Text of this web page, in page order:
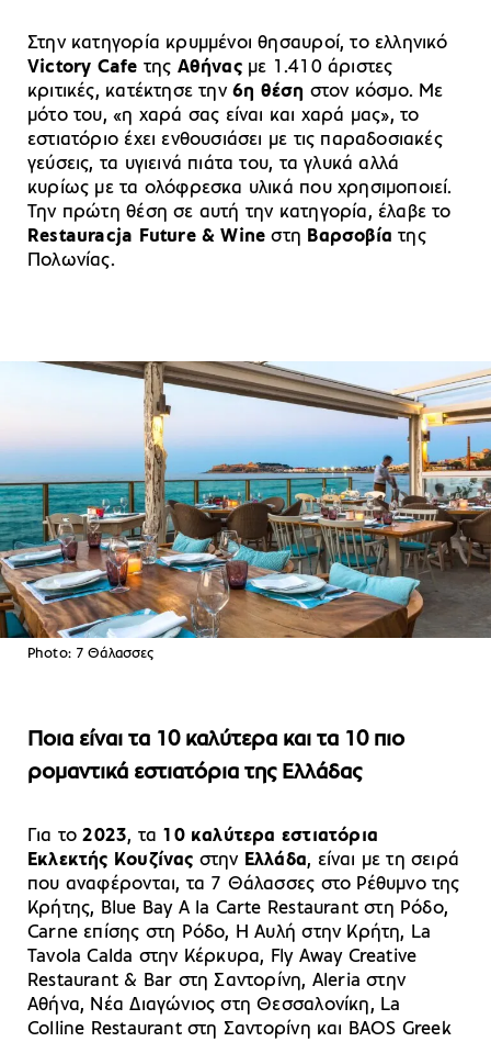
Στην κατηγορία κρυμμένοι θησαυροί, το ελληνικό
Victory Cafe της Αθήνας με 1.410 άριστες
κριτικές, κατέκτησε την6η θέση στον κόσμο. Με
μότο του, «η χαρά σας είναι και χαρά μας», το
εστιατόριο έχει ενθουσιάσει με τις παραδοσιακές
γεύσεις, τα υγιεινά πιάτα του, τα γλυκά αλλά
κυρίως με τα ολόφρεσκα υλικά που χρησιμοποιεί.
Την πρώτη θέση σε αυτή την κατηγορία, έλαβε το
Restauracja Future & Wine στη Βαρσοβίατης
Πολωνίας.
Photo: 7 Θάλασσες
Ποια είναι τα 10 καλύτερα και τα 10 πιο
ρομαντικά εστιατόρια της Ελλάδας
Για το2023, τα 10 καλύτερα εστιατόρια
Εκλεκτής Κουζίνας στην Ελλάδα, είναι με τη σειρά
που αναφέρονται, τα 7 Θάλασσες στο Ρέθυμνο της
Κρήτης, Blue Bay A la Carte Restaurant στη Ρόδο,
Carne επίσης στη Ρόδο, Η Αυλή στην Κρήτη, La
Tavola Calda στην Κέρκυρα, Fly Away Creative
Restaurant & Bar στη Σαντορίνη, Aleria στην
Αθήνα, Νέα Διαγώνιος στη Θεσσαλονίκη, La
Colline Restaurant στη Σαντορίνη και BAOS Greek